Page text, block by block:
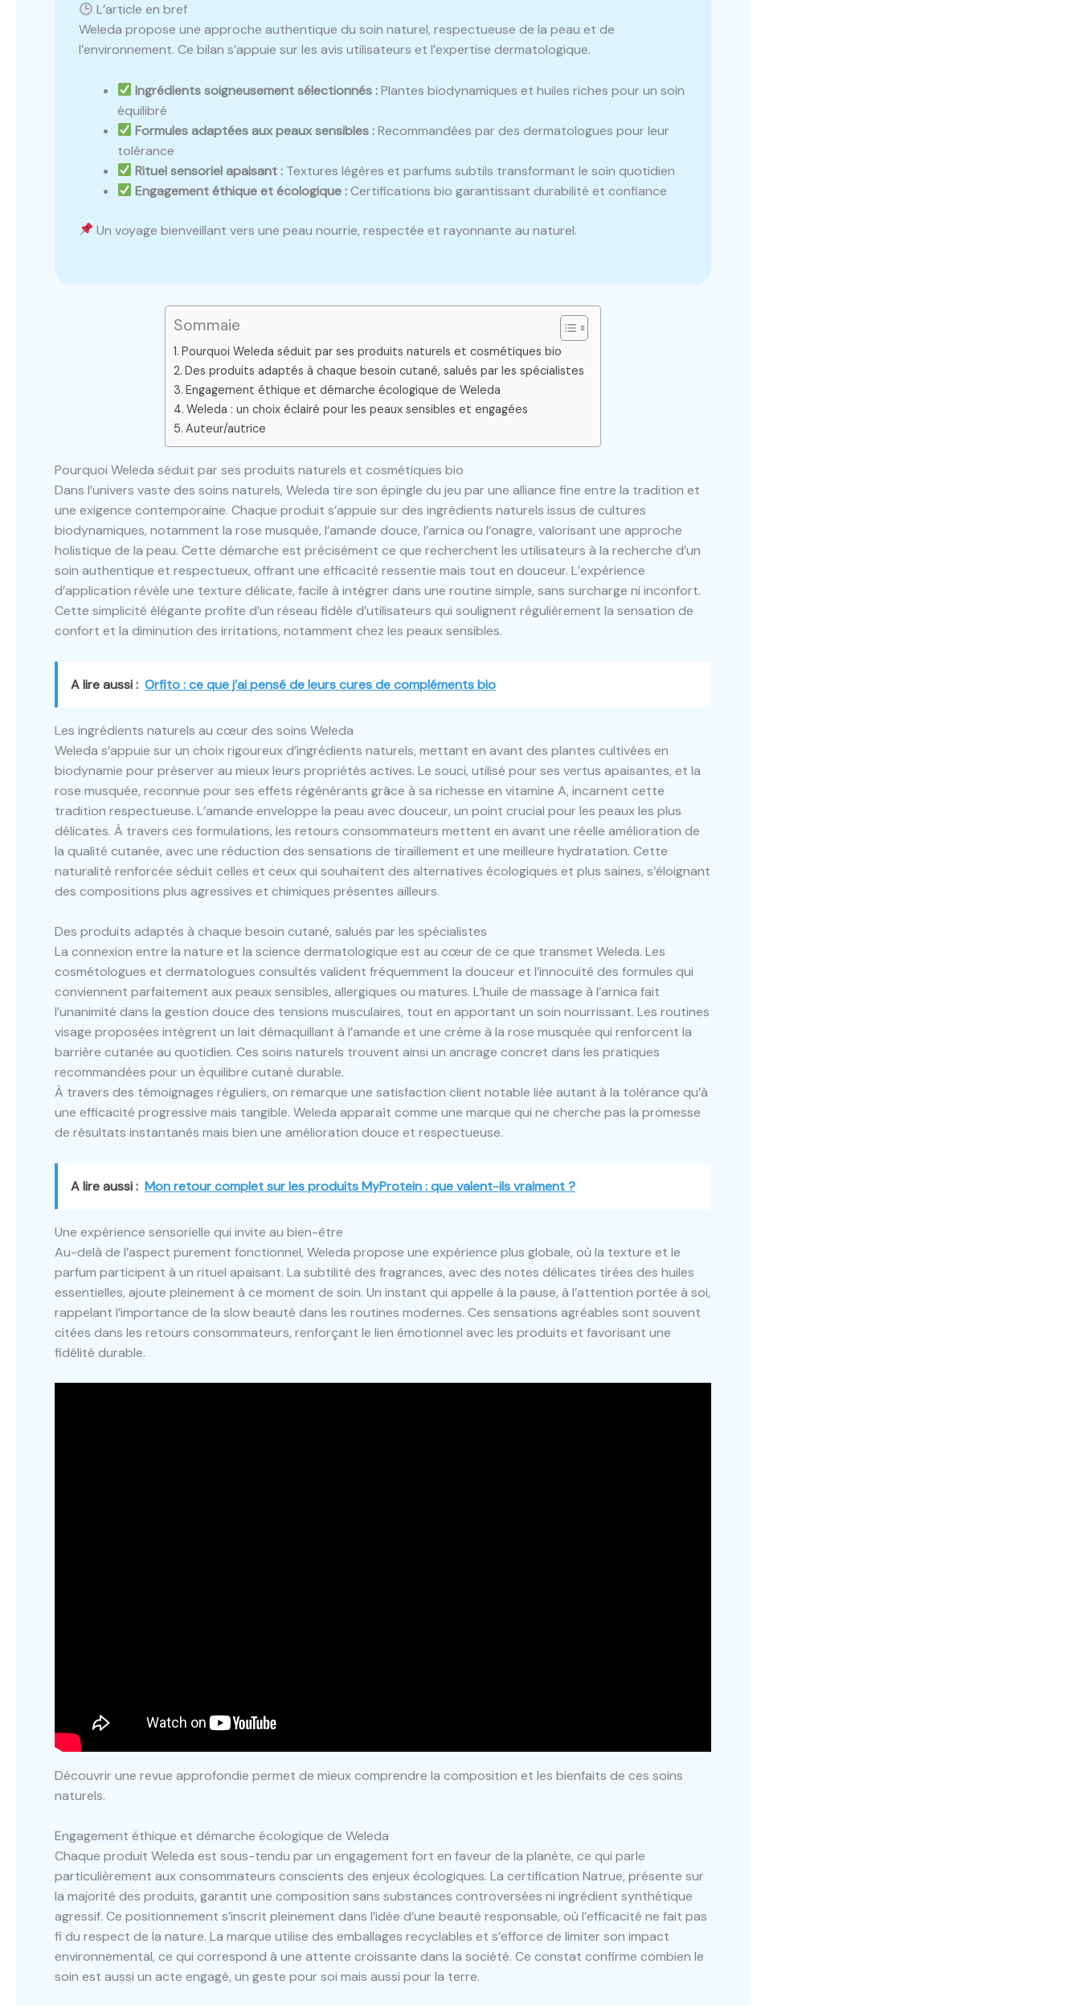
L’article en bref
Weleda propose une approche authentique du soin naturel, respectueuse de la peau et de
l’environnement. Ce bilan s’appuie sur les avis utilisateurs et l’expertise dermatologique.
Ingrédients soigneusement sélectionnés :Plantes biodynamiques et huiles riches pour un soin
équilibré
Formules adaptées aux peaux sensibles :Recommandées par des dermatologues pour leur
tolérance
Rituel sensoriel apaisant : Textures légères et parfums subtils transformant le soin quotidien
Engagement éthique et écologique :Certifications bio garantissant durabilité et confiance
Un voyage bienveillant vers une peau nourrie, respectée et rayonnante au naturel.
Sommaie
Pourquoi Weleda séduit par ses produits naturels et cosmétiques bio
Des produits adaptés à chaque besoin cutané, salués par les spécialistes
Engagement éthique et démarche écologique de Weleda
Weleda : un choix éclairé pour les peaux sensibles et engagées
Auteur/autrice
Pourquoi Weleda séduit par ses produits naturels et cosmétiques bio
Dans l’univers vaste des soins naturels, Weleda tire son épingle du jeu par une alliance fine entre la tradition et
une exigence contemporaine. Chaque produit s’appuie sur des ingrédients naturels issus de cultures
biodynamiques, notamment la rose musquée, l’amande douce, l’arnica ou l’onagre, valorisant une approche
holistique de la peau. Cette démarche est précisément ce que recherchent les utilisateurs à la recherche d’un
soin authentique et respectueux, offrant une efficacité ressentie mais tout en douceur. L’expérience
d’application révèle une texture délicate, facile à intégrer dans une routine simple, sans surcharge ni inconfort.
Cette simplicité élégante profite d’un réseau fidèle d’utilisateurs qui soulignent régulièrement la sensation de
confort et la diminution des irritations, notamment chez les peaux sensibles.
A lire aussi : Orfito : ce que j’ai pensé de leurs cures de compléments bio
Les ingrédients naturels au cœur des soins Weleda
Weleda s’appuie sur un choix rigoureux d’ingrédients naturels, mettant en avant des plantes cultivées en
biodynamie pour préserver au mieux leurs propriétés actives. Le souci, utilisé pour ses vertus apaisantes, et la
rose musquée, reconnue pour ses effets régénérants grâce à sa richesse en vitamine A, incarnent cette
tradition respectueuse. L’amande enveloppe la peau avec douceur, un point crucial pour les peaux les plus
délicates. À travers ces formulations, les retours consommateurs mettent en avant une réelle amélioration de
la qualité cutanée, avec une réduction des sensations de tiraillement et une meilleure hydratation. Cette
naturalité renforcée séduit celles et ceux qui souhaitent des alternatives écologiques et plus saines, s’éloignant
des compositions plus agressives et chimiques présentes ailleurs.
Des produits adaptés à chaque besoin cutané, salués par les spécialistes
La connexion entre la nature et la science dermatologique est au cœur de ce que transmet Weleda. Les
cosmétologues et dermatologues consultés valident fréquemment la douceur et l’innocuité des formules qui
conviennent parfaitement aux peaux sensibles, allergiques ou matures. L’huile de massage à l’arnica fait
l’unanimité dans la gestion douce des tensions musculaires, tout en apportant un soin nourrissant. Les routines
visage proposées intègrent un lait démaquillant à l’amande et une crème à la rose musquée qui renforcent la
barrière cutanée au quotidien. Ces soins naturels trouvent ainsi un ancrage concret dans les pratiques
recommandées pour un équilibre cutané durable.
À travers des témoignages réguliers, on remarque une satisfaction client notable liée autant à la tolérance qu’à
une efficacité progressive mais tangible. Weleda apparaît comme une marque qui ne cherche pas la promesse
de résultats instantanés mais bien une amélioration douce et respectueuse.
A lire aussi : Mon retour complet sur les produits MyProtein : que valent-ils vraiment ?
Une expérience sensorielle qui invite au bien-être
Au-delà de l’aspect purement fonctionnel, Weleda propose une expérience plus globale, où la texture et le
parfum participent à un rituel apaisant. La subtilité des fragrances, avec des notes délicates tirées des huiles
essentielles, ajoute pleinement à ce moment de soin. Un instant qui appelle à la pause, à l’attention portée à soi,
rappelant l’importance de la slow beauté dans les routines modernes. Ces sensations agréables sont souvent
citées dans les retours consommateurs, renforçant le lien émotionnel avec les produits et favorisant une
fidélité durable.
Découvrir une revue approfondie permet de mieux comprendre la composition et les bienfaits de ces soins
naturels.
Engagement éthique et démarche écologique de Weleda
Chaque produit Weleda est sous-tendu par un engagement fort en faveur de la planète, ce qui parle
particulièrement aux consommateurs conscients des enjeux écologiques. La certification Natrue, présente sur
la majorité des produits, garantit une composition sans substances controversées ni ingrédient synthétique
agressif. Ce positionnement s’inscrit pleinement dans l’idée d’une beauté responsable, où l’efficacité ne fait pas
fi du respect de la nature. La marque utilise des emballages recyclables et s’efforce de limiter son impact
environnemental, ce qui correspond à une attente croissante dans la société. Ce constat confirme combien le
soin est aussi un acte engagé, un geste pour soi mais aussi pour la terre.